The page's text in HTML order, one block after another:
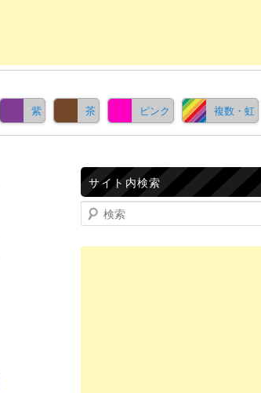
紫 茶 ピンク 複数・虹
サイト内検索
検索